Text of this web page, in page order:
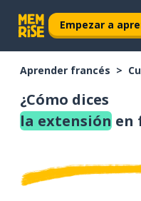
Empezar a
Aprender francés
¿Cómo dices
la extensión en